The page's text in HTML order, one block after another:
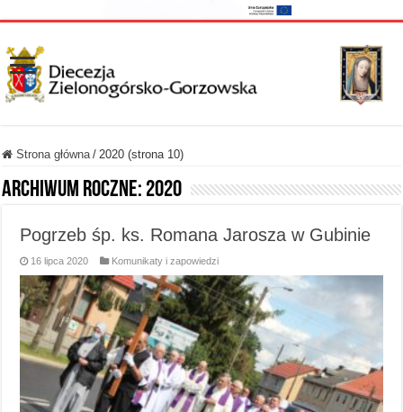
Strona główna / 2020 (strona 10)
Archiwum roczne: 2020
Pogrzeb śp. ks. Romana Jarosza w Gubinie
16 lipca 2020 Komunikaty i zapowiedzi